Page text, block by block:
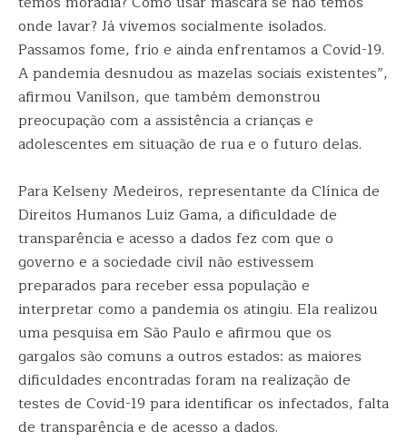
onde lavar? Já vivemos socialmente isolados.
Passamos fome, frio e ainda enfrentamos a Covid-19.
A pandemia desnudou as mazelas sociais existentes”,
afirmou Vanilson, que também demonstrou
preocupação com a assistência a crianças e
adolescentes em situação de rua e o futuro delas.
Para Kelseny Medeiros, representante da Clínica de
Direitos Humanos Luiz Gama, a dificuldade de
transparência e acesso a dados fez com que o
governo e a sociedade civil não estivessem
preparados para receber essa população e
interpretar como a pandemia os atingiu. Ela realizou
uma pesquisa em São Paulo e afirmou que os
gargalos são comuns a outros estados: as maiores
dificuldades encontradas foram na realização de
testes de Covid-19 para identificar os infectados, falta
de transparência e de acesso a dados.